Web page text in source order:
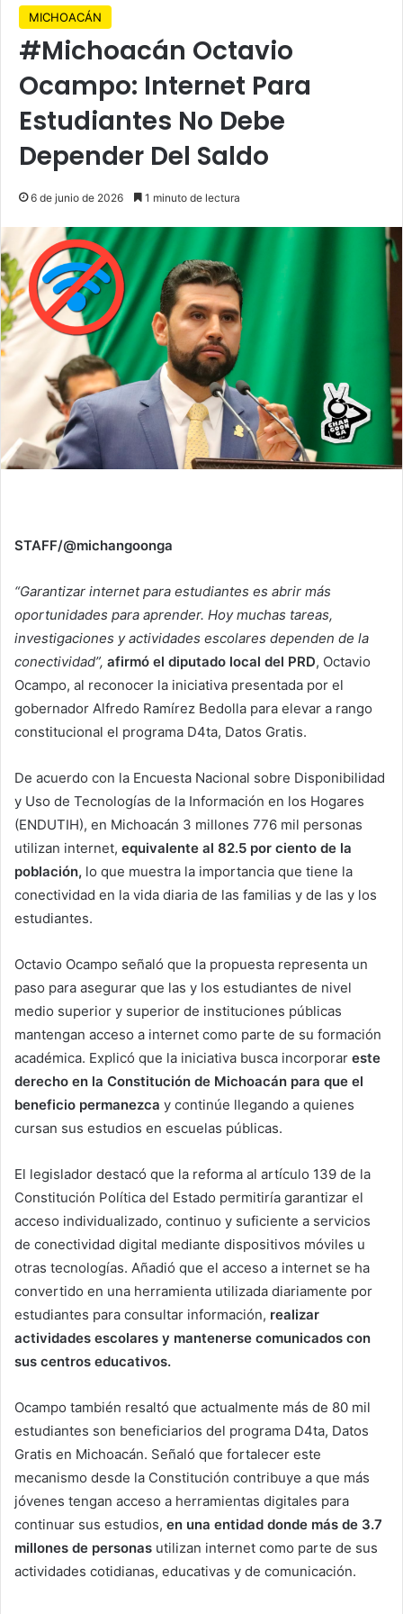
MICHOACÁN
#Michoacán Octavio
Ocampo: Internet Para
Estudiantes No Debe
Depender Del Saldo
6 de junio de 2026 1 minuto de lectura
STAFF/@michangoonga
“Garantizar internet para estudiantes es abrir más
oportunidades para aprender. Hoy muchas tareas,
investigaciones y actividades escolares dependen de la
conectividad”, afirmó el diputado local del PRD, Octavio
Ocampo, al reconocer la iniciativa presentada por el
gobernador Alfredo Ramírez Bedolla para elevar a rango
constitucional el programa D4ta, Datos Gratis.
De acuerdo con la Encuesta Nacional sobre Disponibilidad
y Uso de Tecnologías de la Información en los Hogares
(ENDUTIH), en Michoacán 3 millones 776 mil personas
utilizan internet, equivalente al 82.5 por ciento de la
población, lo que muestra la importancia que tiene la
conectividad en la vida diaria de las familias y de las y los
estudiantes.
Octavio Ocampo señaló que la propuesta representa un
paso para asegurar que las y los estudiantes de nivel
medio superior y superior de instituciones públicas
mantengan acceso a internet como parte de su formación
académica. Explicó que la iniciativa busca incorporar este
derecho en la Constitución de Michoacán para que el
beneficio permanezca y continúe llegando a quienes
cursan sus estudios en escuelas públicas.
El legislador destacó que la reforma al artículo 139 de la
Constitución Política del Estado permitiría garantizar el
acceso individualizado, continuo y suficiente a servicios
de conectividad digital mediante dispositivos móviles u
otras tecnologías. Añadió que el acceso a internet se ha
convertido en una herramienta utilizada diariamente por
estudiantes para consultar información, realizar
actividades escolares y mantenerse comunicados con
sus centros educativos.
Ocampo también resaltó que actualmente más de 80 mil
estudiantes son beneficiarios del programa D4ta, Datos
Gratis en Michoacán. Señaló que fortalecer este
mecanismo desde la Constitución contribuye a que más
jóvenes tengan acceso a herramientas digitales para
continuar sus estudios, en una entidad donde más de 3.7
millones de personas utilizan internet como parte de sus
actividades cotidianas, educativas y de comunicación.